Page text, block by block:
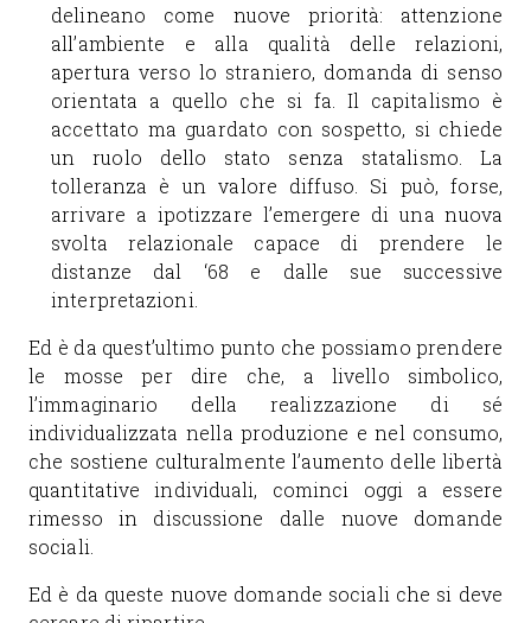
delineano come nuove priorità: attenzione
all’ambiente e alla qualità delle relazioni,
apertura verso lo straniero, domanda di senso
orientata a quello che si fa. Il capitalismo è
accettato ma guardato con sospetto, si chiede
un ruolo dello stato senza statalismo. La
tolleranza è un valore diffuso. Si può, forse,
arrivare a ipotizzare l’emergere di una nuova
svolta relazionale capace di prendere le
distanze dal ‘68 e dalle sue successive
interpretazioni.
Ed è da quest’ultimo punto che possiamo prendere
le mosse per dire che, a livello simbolico,
l’immaginario della realizzazione di sé
individualizzata nella produzione e nel consumo,
che sostiene culturalmente l’aumento delle libertà
quantitative individuali, cominci oggi a essere
rimesso in discussione dalle nuove domande
sociali.
Ed è da queste nuove domande sociali che si deve